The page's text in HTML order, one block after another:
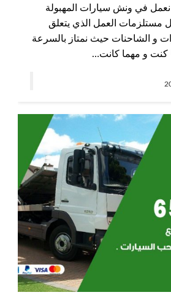
في ونش سيارات المهبولة
مستلزمات العمل الذي يتعلق
و الشاحنات حيث نمتاز بالسرعة
كنت و مهما كانت…